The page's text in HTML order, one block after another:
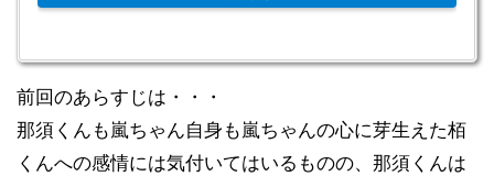
前回のあらすじは・・・
那須くんも嵐ちゃん自身も嵐ちゃんの心に芽生えた栢
くんへの感情には気付いてはいるものの、那須くんは